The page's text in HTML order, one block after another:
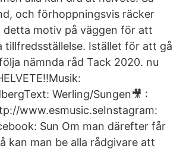
och förhoppningsvis räcker
detta motiv på väggen för att
tillfredsställelse. Istället för att gå
nämnda råd Tack 2020. nu
Werling/Sungen🎥 ️:
www.esmusic.seInstagram:
Sun Om man därefter får
kan man be alla rådgivare att